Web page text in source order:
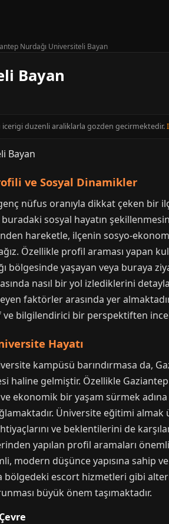
Nurdağı Universiteli Bayan
Bayan
icerigi duzenli araliklarla gozden gecirmektedir.
ve Sosyal Dinamikler
nüfus oranıyla dikkat çeken bir
sosyal hayatın
hareketle, ilçenin sosyo-
Özellikle profil araması yapan
bölgesinde yaşayan veya buraya
nasıl bir yol izlediklerini
faktörler arasında yer
bilgilendirici bir perspektiften
Hayatı
kampüsü barındırmasa da,
haline gelmiştir. Özellikle
ekonomik bir yaşam sürmek
Üniversite eğitimi
ve beklentilerini de
yapılan profil aramaları
modern düşünce yapısına sahip
bölgedeki escort hizmetleri gibi
büyük önem taşımaktadır.